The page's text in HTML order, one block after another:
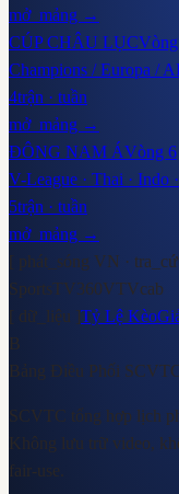
mở_mảng →
CÚP CHÂU LỤC
Champions / Europa /
4trận · tuần
mở_mảng →
ĐÔNG NAM ÁVòng 6
V-League · Thai · Indo
5trận · tuần
mở_mảng →
[ phát_sóng VN ·
SportsTV360VTVcab
[ dữ_liệu ]Tỷ Lệ Kèo
B
Bảng Điều Phối
SCVTC tổng hợp lịch
Không lưu trữ video,
fair-use.